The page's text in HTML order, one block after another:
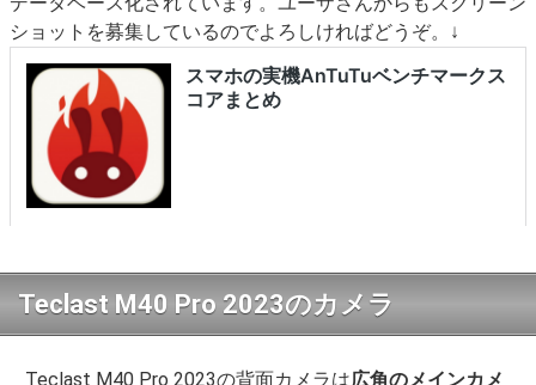
ショットを募集しているのでよろしければどうぞ。↓
Teclast M40 Pro 2023のカメラ
Teclast M40 Pro 2023の背面カメラは広角のメインカメ